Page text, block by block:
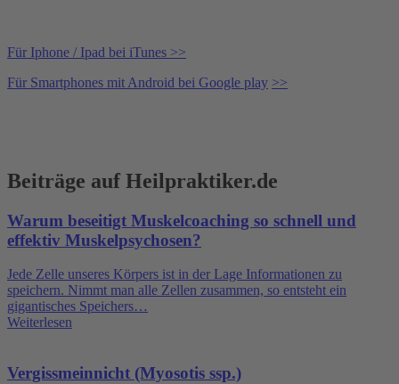
Für Iphone / Ipad bei iTunes >>
Für Smartphones mit Android bei Google play >>
Beiträge auf Heilpraktiker.de
Warum beseitigt Muskelcoaching so schnell und
effektiv Muskelpsychosen?
Jede Zelle unseres Körpers ist in der Lage Informationen zu
speichern. Nimmt man alle Zellen zusammen, so entsteht ein
gigantisches Speichers…
Weiterlesen
Vergissmeinnicht (Myosotis ssp.)